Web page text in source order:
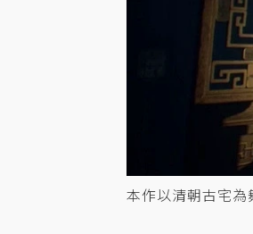
本作以清朝古宅